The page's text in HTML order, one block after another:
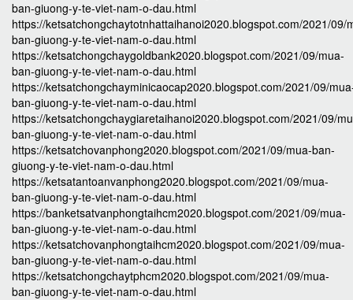
ban-giuong-y-te-viet-nam-o-dau.html
https://ketsatchongchaytotnhattaihanoi2020.blogspot.com/2021/09/
ban-giuong-y-te-viet-nam-o-dau.html
https://ketsatchongchaygoldbank2020.blogspot.com/2021/09/mua-
ban-giuong-y-te-viet-nam-o-dau.html
https://ketsatchongchayminicaocap2020.blogspot.com/2021/09/
ban-giuong-y-te-viet-nam-o-dau.html
https://ketsatchongchaygiaretaihanoi2020.blogspot.com/2021/09/
ban-giuong-y-te-viet-nam-o-dau.html
https://ketsatchovanphong2020.blogspot.com/2021/09/mua-ban-
giuong-y-te-viet-nam-o-dau.html
https://ketsatantoanvanphong2020.blogspot.com/2021/09/mua-
ban-giuong-y-te-viet-nam-o-dau.html
https://banketsatvanphongtaihcm2020.blogspot.com/2021/09/mua-
ban-giuong-y-te-viet-nam-o-dau.html
https://ketsatchovanphongtaihcm2020.blogspot.com/2021/09/mua-
ban-giuong-y-te-viet-nam-o-dau.html
https://ketsatchongchaytphcm2020.blogspot.com/2021/09/mua-
ban-giuong-y-te-viet-nam-o-dau.html